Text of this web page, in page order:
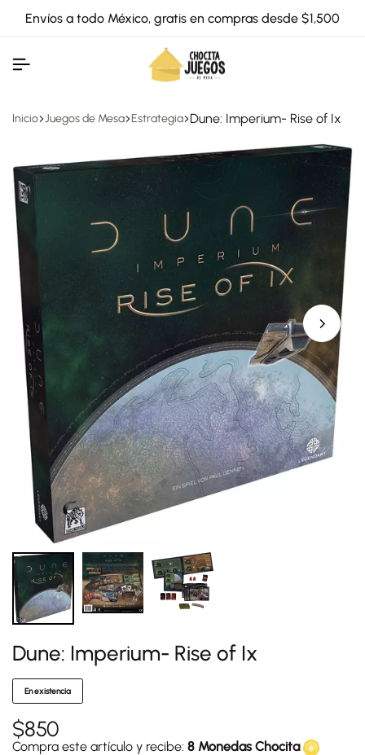
Envíos a todo México, gratis en compras desde $1,500
Inicio Juegos de Mesa Estrategia Dune: Imperium- Rise of Ix
Dune: Imperium- Rise of Ix
En existencia
$850
Compra este artículo y recibe: 8 Monedas Chocita